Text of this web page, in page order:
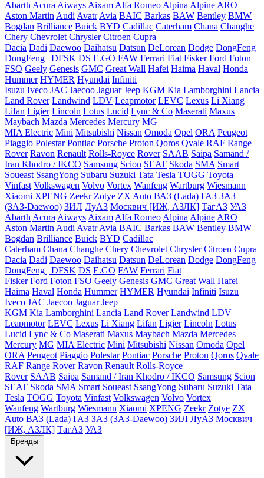
Abarth Acura Aiways Aixam Alfa Romeo Alpina Alpine ARO
Aston Martin Audi Avatr Avia BAIC Barkas BAW Bentley BMW
Bogdan Brilliance Buick BYD Cadillac Caterham Chana Changhe
Chery Chevrolet Chrysler Citroen Cupra
Dacia Dadi Daewoo Daihatsu Datsun DeLorean Dodge DongFeng
DongFeng | DFSK DS E.GO FAW Ferrari Fiat Fisker Ford Foton
FSO Geely Genesis GMC Great Wall Hafei Haima Haval Honda
Hummer HYMER Hyundai Infiniti
Isuzu Iveco JAC Jaecoo Jaguar Jeep KGM Kia Lamborghini Lancia
Land Rover Landwind LDV Leapmotor LEVC Lexus Li Xiang
Lifan Ligier Lincoln Lotus Lucid Lync & Co Maserati Maxus
Maybach Mazda Mercedes Mercury MG
MIA Electric Mini Mitsubishi Nissan Omoda Opel ORA Peugeot
Piaggio Polestar Pontiac Porsche Proton Qoros Qvale RAF Range
Rover Ravon Renault Rolls-Royce Rover SAAB Saipa Samand /
Iran Khodro / IKCO Samsung Scion SEAT Skoda SMA Smart
Soueast SsangYong Subaru Suzuki Tata Tesla TOGG Toyota
Vinfast Volkswagen Volvo Vortex Wanfeng Wartburg Wiesmann
Xiaomi XPENG Zeekr Zotye ZX Auto ВАЗ (Lada) ГАЗ ЗАЗ
(ЗАЗ-Daewoo) ЗИЛ ЛуАЗ Москвич [ИЖ, АЗЛК] ТагАЗ УАЗ
Abarth Acura Aiways Aixam Alfa Romeo Alpina Alpine ARO
Aston Martin Audi Avatr Avia BAIC Barkas BAW Bentley BMW
Bogdan Brilliance Buick BYD Cadillac
Caterham Chana Changhe Chery Chevrolet Chrysler Citroen Cupra
Dacia Dadi Daewoo Daihatsu Datsun DeLorean Dodge DongFeng
DongFeng | DFSK DS E.GO FAW Ferrari Fiat
Fisker Ford Foton FSO Geely Genesis GMC Great Wall Hafei
Haima Haval Honda Hummer HYMER Hyundai Infiniti Isuzu
Iveco JAC Jaecoo Jaguar Jeep
KGM Kia Lamborghini Lancia Land Rover Landwind LDV
Leapmotor LEVC Lexus Li Xiang Lifan Ligier Lincoln Lotus
Lucid Lync & Co Maserati Maxus Maybach Mazda Mercedes
Mercury MG MIA Electric Mini Mitsubishi Nissan Omoda Opel
ORA Peugeot Piaggio Polestar Pontiac Porsche Proton Qoros Qvale
RAF Range Rover Ravon Renault Rolls-Royce
Rover SAAB Saipa Samand / Iran Khodro / IKCO Samsung Scion
SEAT Skoda SMA Smart Soueast SsangYong Subaru Suzuki Tata
Tesla TOGG Toyota Vinfast Volkswagen Volvo Vortex
Wanfeng Wartburg Wiesmann Xiaomi XPENG Zeekr Zotye ZX
Auto ВАЗ (Lada) ГАЗ ЗАЗ (ЗАЗ-Daewoo) ЗИЛ ЛуАЗ Москвич
[ИЖ, АЗЛК] ТагАЗ УАЗ
Бренды